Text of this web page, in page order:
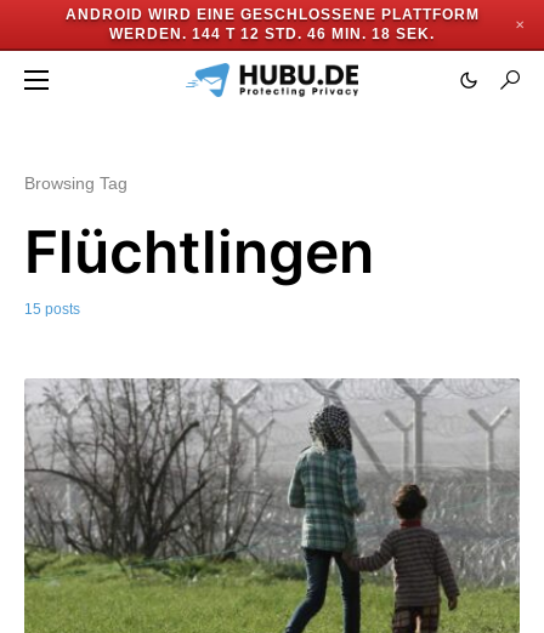
ANDROID WIRD EINE GESCHLOSSENE PLATTFORM
WERDEN. 144 T 12 STD. 46 MIN. 16 SEK.
✕
Browsing Tag
Flüchtlingen
15 posts